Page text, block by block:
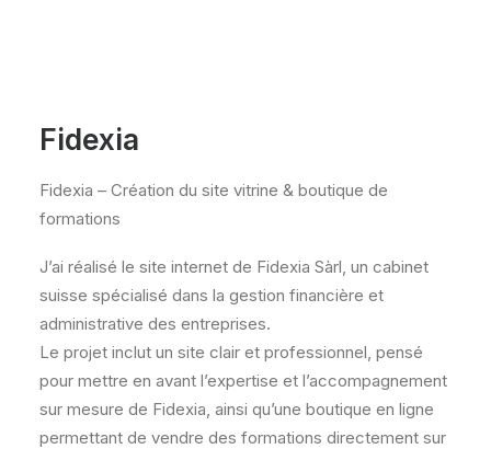
Fidexia
Fidexia – Création du site vitrine & boutique de
formations
J’ai réalisé le site internet de Fidexia Sàrl, un cabinet
suisse spécialisé dans la gestion financière et
administrative des entreprises.
Le projet inclut un site clair et professionnel, pensé
pour mettre en avant l’expertise et l’accompagnement
sur mesure de Fidexia, ainsi qu’une boutique en ligne
permettant de vendre des formations directement sur